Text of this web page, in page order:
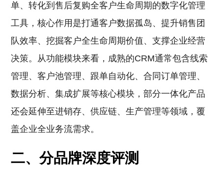
单、转化到售后复购全客户生命周期的数字化管理
工具，核心作用是打通客户数据孤岛、提升销售团
队效率、挖掘客户全生命周期价值、支撑企业经营
决策。从功能模块来看，成熟的CRM通常包含线索
管理、客户池管理、跟单自动化、合同订单管理、
数据分析、集成扩展等核心模块，部分一体化产品
还会延伸至进销存、供应链、生产管理等领域，覆
盖企业全业务流需求。
二、分品牌深度评测